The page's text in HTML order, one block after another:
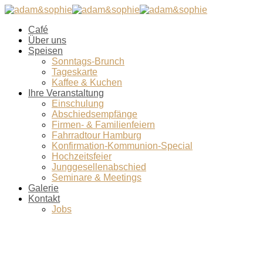
Café
Über uns
Speisen
Sonntags-Brunch
Tageskarte
Kaffee & Kuchen
Ihre Veranstaltung
Einschulung
Abschiedsempfänge
Firmen- & Familienfeiern
Fahrradtour Hamburg
Konfirmation-Kommunion-Special
Hochzeitsfeier
Junggesellenabschied
Seminare & Meetings
Galerie
Kontakt
Jobs